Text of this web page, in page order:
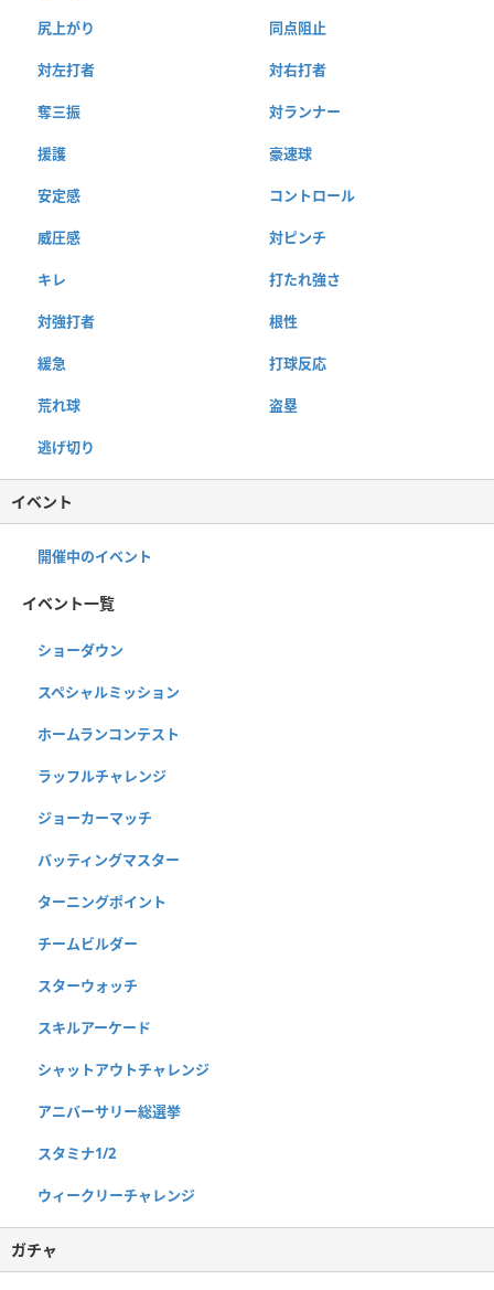
尻上がり 同点阻止
対左打者 対右打者
奪三振 対ランナー
援護 豪速球
安定感 コントロール
威圧感 対ピンチ
キレ 打たれ強さ
対強打者 根性
緩急 打球反応
荒れ球 盗塁
逃げ切り
イベント
開催中のイベント
イベント一覧
ショーダウン
スペシャルミッション
ホームランコンテスト
ラッフルチャレンジ
ジョーカーマッチ
バッティングマスター
ターニングポイント
チームビルダー
スターウォッチ
スキルアーケード
シャットアウトチャレンジ
アニバーサリー総選挙
スタミナ1/2
ウィークリーチャレンジ
ガチャ